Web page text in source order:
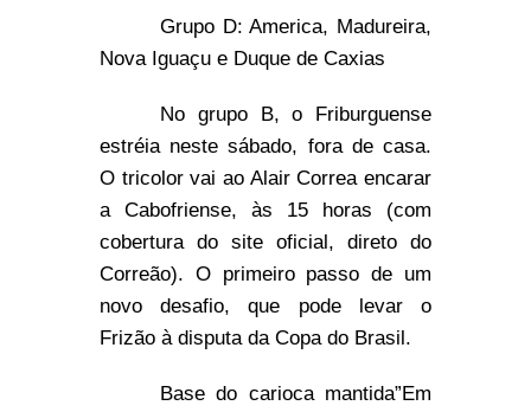
Grupo D: America, Madureira,
Nova Iguaçu e Duque de Caxias
No grupo B, o Friburguense
estréia neste sábado, fora de casa.
O tricolor vai ao Alair Correa encarar
a Cabofriense, às 15 horas (com
cobertura do site oficial, direto do
Correão). O primeiro passo de um
novo desafio, que pode levar o
Frizão à disputa da Copa do Brasil.
Base do carioca mantida”Em